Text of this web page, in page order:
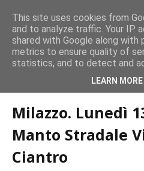
Milazzo 28ª Sagra del Pesce
EVENTI
lavori in corso
Milazzo.
Milazzo. Lunedì
Manto Stradale
Ciantro
This site uses cookies from
and to analyze traffic. Your IP
shared with Google along with
metrics to ensure quality of
statistics, and to detect and
LEARN MORE